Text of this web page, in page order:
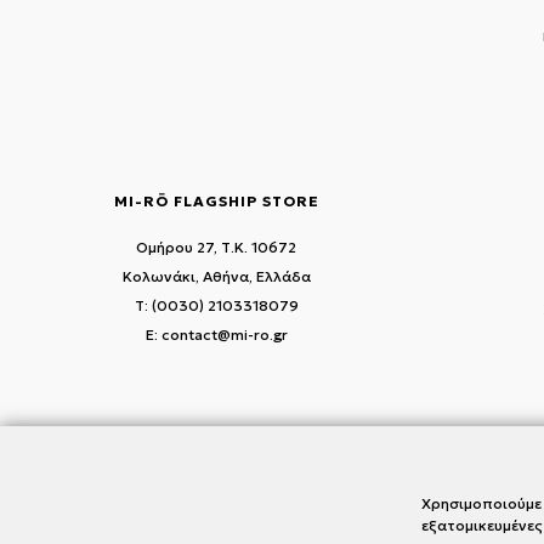
MI-RŌ FLAGSHIP STORE
Ομήρου 27, Τ.Κ. 10672
Κολωνάκι, Αθήνα, Ελλάδα
T: (0030) 2103318079
E: contact@mi-ro.gr